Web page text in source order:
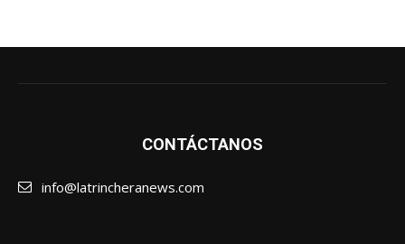
CONTÁCTANOS
info@latrincheranews.com